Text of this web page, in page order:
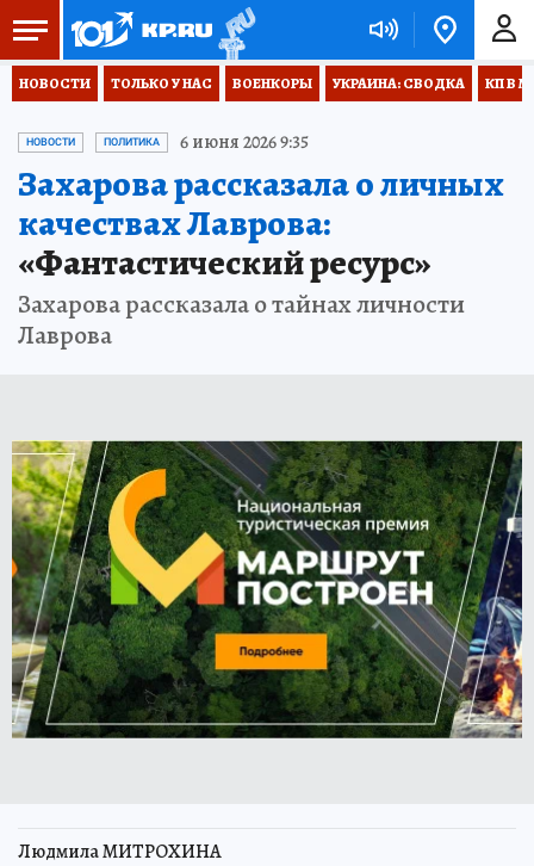
НОВОСТИ ТОЛЬКО У НАС ВОЕНКОРЫ УКРАИНА: СВОДКА КП В
НОВОСТИ ПОЛИТИКА 6 июня 2026 9:35
Захарова рассказала о личных
качествах Лаврова:
«Фантастический ресурс»
Захарова рассказала о тайнах личности
Лаврова
Людмила МИТРОХИНА